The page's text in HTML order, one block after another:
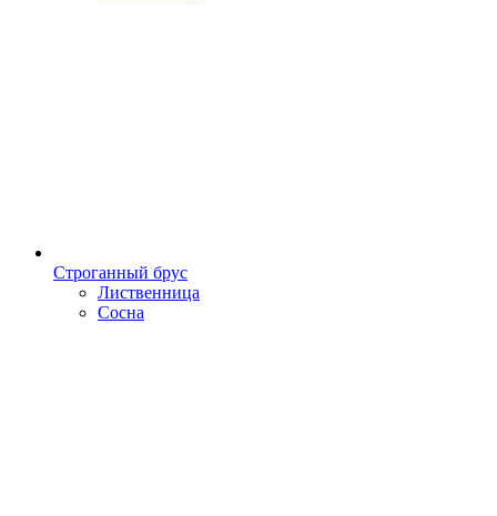
Строганный брус
Лиственница
Сосна